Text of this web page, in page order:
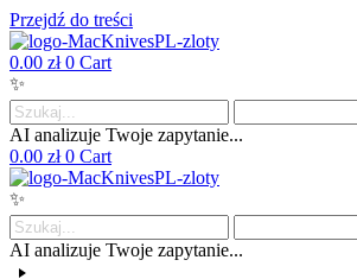
Przejdź do treści
0.00 zł 0 Cart
✨
AI analizuje Twoje zapytanie...
0.00 zł 0 Cart
✨
AI analizuje Twoje zapytanie...